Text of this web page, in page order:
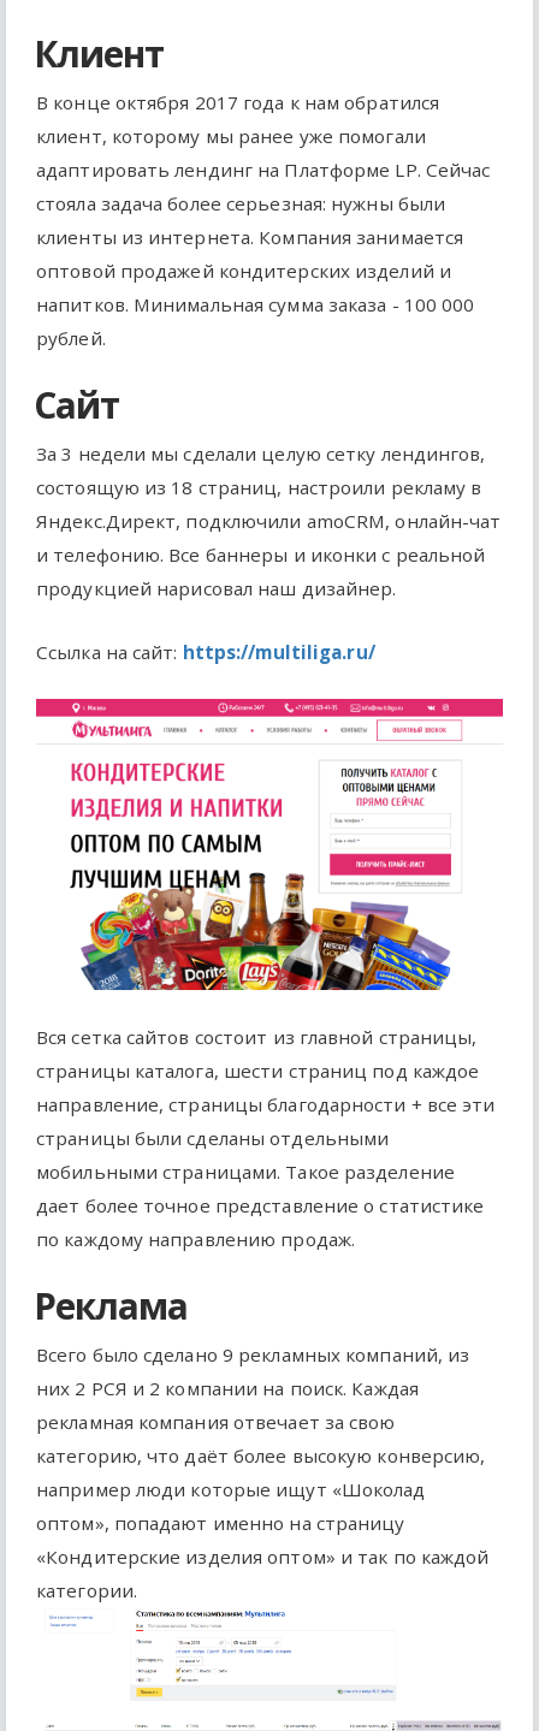
Клиент
В конце октября 2017 года к нам обратился
клиент, которому мы ранее уже помогали
адаптировать лендинг на Платформе LP. Сейчас
стояла задача более серьезная: нужны были
клиенты из интернета. Компания занимается
оптовой продажей кондитерских изделий и
напитков. Минимальная сумма заказа - 100 000
рублей.
Сайт
За 3 недели мы сделали целую сетку лендингов,
состоящую из 18 страниц, настроили рекламу в
Яндекс.Директ, подключили amoCRM, онлайн-чат
и телефонию. Все баннеры и иконки с реальной
продукцией нарисовал наш дизайнер.
Ссылка на сайт: https://multiliga.ru/
Вся сетка сайтов состоит из главной страницы,
страницы каталога, шести страниц под каждое
направление, страницы благодарности + все эти
страницы были сделаны отдельными
мобильными страницами. Такое разделение
дает более точное представление о статистике
по каждому направлению продаж.
Реклама
Всего было сделано 9 рекламных компаний, из
них 2 РСЯ и 2 компании на поиск. Каждая
рекламная компания отвечает за свою
категорию, что даёт более высокую конверсию,
например люди которые ищут «Шоколад
оптом», попадают именно на страницу
«Кондитерские изделия оптом» и так по каждой
категории.